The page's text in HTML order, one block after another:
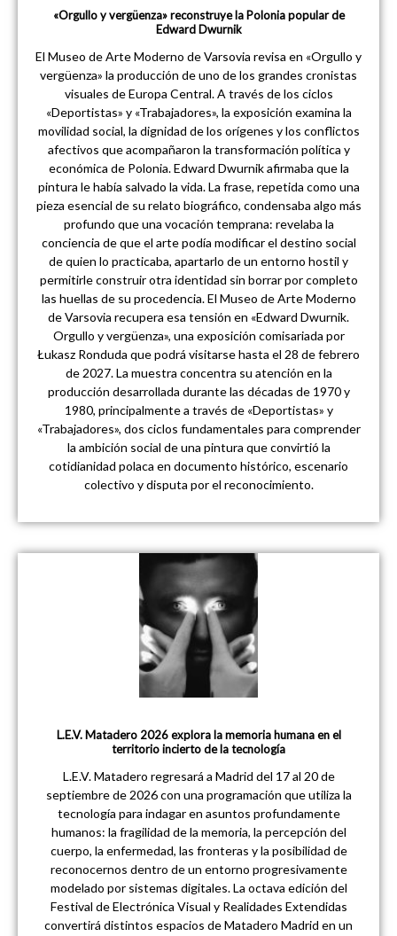
«Orgullo y vergüenza» reconstruye la Polonia popular de
Edward Dwurnik
El Museo de Arte Moderno de Varsovia revisa en «Orgullo y
vergüenza» la producción de uno de los grandes cronistas
visuales de Europa Central. A través de los ciclos
«Deportistas» y «Trabajadores», la exposición examina la
movilidad social, la dignidad de los orígenes y los conflictos
afectivos que acompañaron la transformación política y
económica de Polonia. Edward Dwurnik afirmaba que la
pintura le había salvado la vida. La frase, repetida como una
pieza esencial de su relato biográfico, condensaba algo más
profundo que una vocación temprana: revelaba la
conciencia de que el arte podía modificar el destino social
de quien lo practicaba, apartarlo de un entorno hostil y
permitirle construir otra identidad sin borrar por completo
las huellas de su procedencia. El Museo de Arte Moderno
de Varsovia recupera esa tensión en «Edward Dwurnik.
Orgullo y vergüenza», una exposición comisariada por
Łukasz Ronduda que podrá visitarse hasta el 28 de febrero
de 2027. La muestra concentra su atención en la
producción desarrollada durante las décadas de 1970 y
1980, principalmente a través de «Deportistas» y
«Trabajadores», dos ciclos fundamentales para comprender
la ambición social de una pintura que convirtió la
cotidianidad polaca en documento histórico, escenario
colectivo y disputa por el reconocimiento.
L.E.V. Matadero 2026 explora la memoria humana en el
territorio incierto de la tecnología
L.E.V. Matadero regresará a Madrid del 17 al 20 de
septiembre de 2026 con una programación que utiliza la
tecnología para indagar en asuntos profundamente
humanos: la fragilidad de la memoria, la percepción del
cuerpo, la enfermedad, las fronteras y la posibilidad de
reconocernos dentro de un entorno progresivamente
modelado por sistemas digitales. La octava edición del
Festival de Electrónica Visual y Realidades Extendidas
convertirá distintos espacios de Matadero Madrid en un